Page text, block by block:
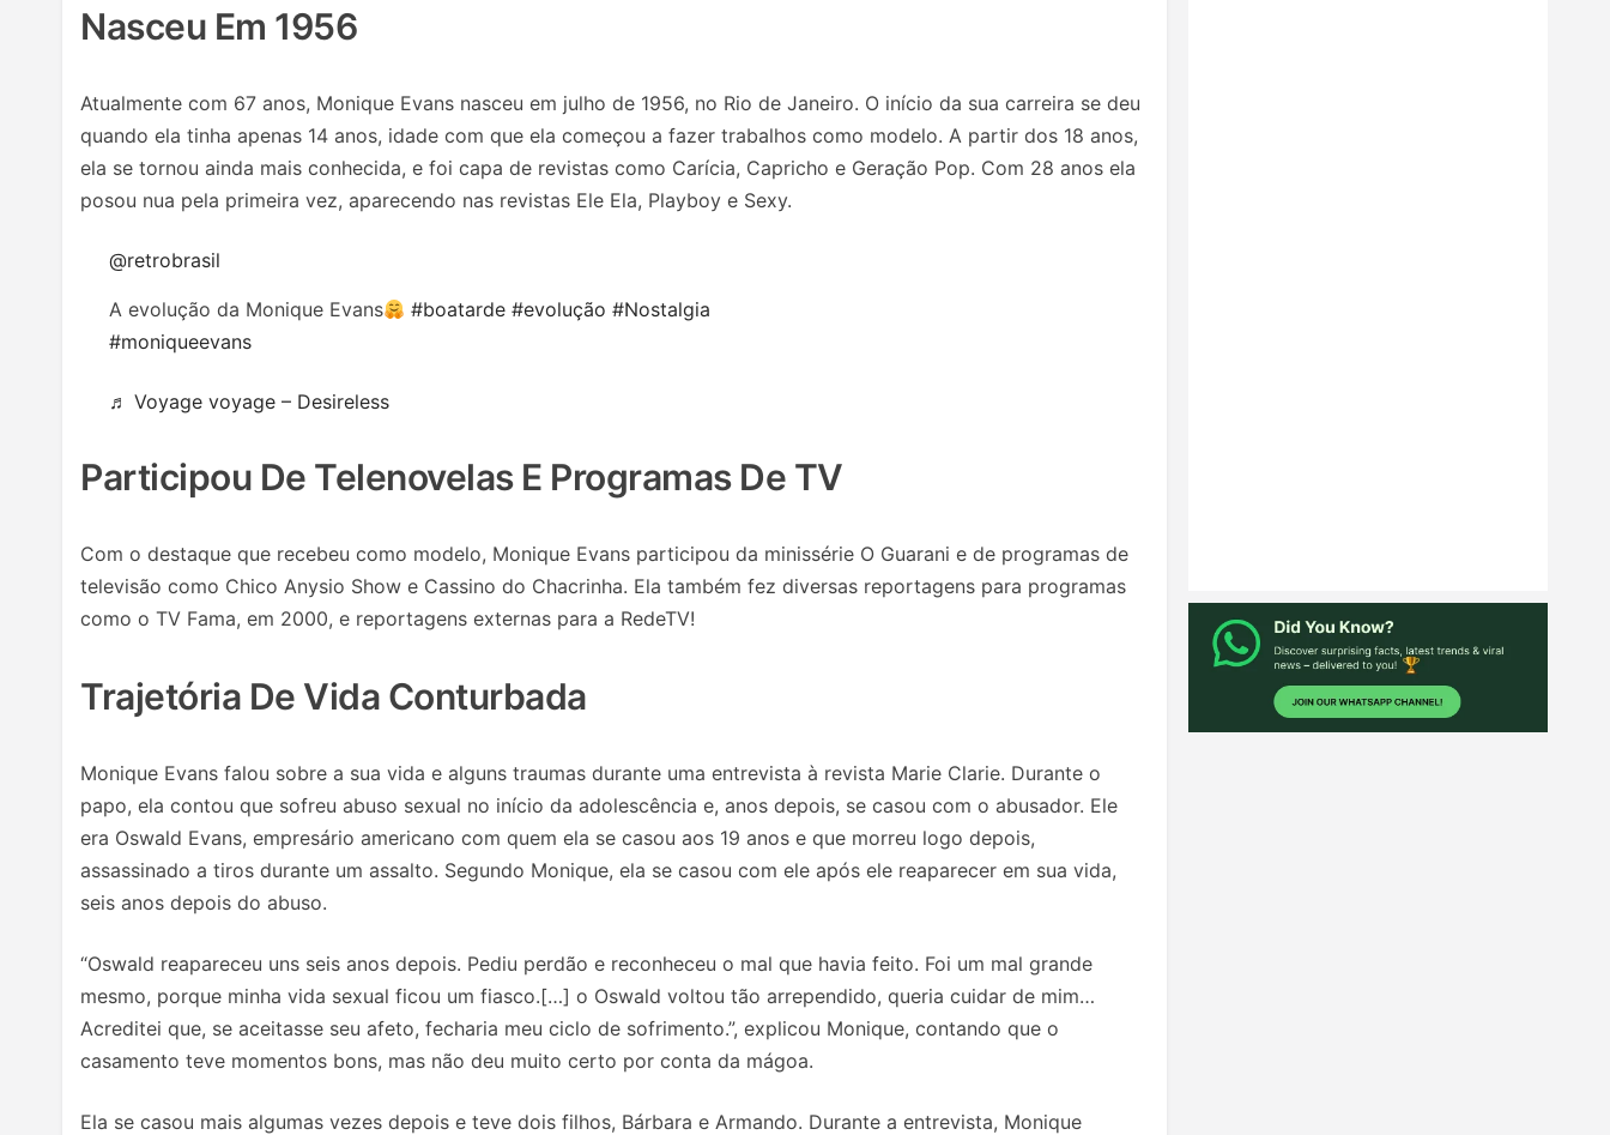
Nasceu Em 1956
Atualmente com 67 anos, Monique Evans nasceu em julho de 1956, no Rio de Janeiro. O início da sua carreira se deu
quando ela tinha apenas 14 anos, idade com que ela começou a fazer trabalhos como modelo. A partir dos 18 anos,
ela se tornou ainda mais conhecida, e foi capa de revistas como Carícia, Capricho e Geração Pop. Com 28 anos ela
posou nua pela primeira vez, aparecendo nas revistas Ele Ela, Playboy e Sexy.
@retrobrasil
A evolução da Monique Evans #boatarde #evolução #Nostalgia
#moniqueevans
♬ Voyage voyage – Desireless
Participou De Telenovelas E Programas De TV
Com o destaque que recebeu como modelo, Monique Evans participou da minissérie O Guarani e de programas de
televisão como Chico Anysio Show e Cassino do Chacrinha. Ela também fez diversas reportagens para programas
como o TV Fama, em 2000, e reportagens externas para a RedeTV!
Trajetória De Vida Conturbada
Monique Evans falou sobre a sua vida e alguns traumas durante uma entrevista à revista Marie Clarie. Durante o
papo, ela contou que sofreu abuso sexual no início da adolescência e, anos depois, se casou com o abusador. Ele
era Oswald Evans, empresário americano com quem ela se casou aos 19 anos e que morreu logo depois,
assassinado a tiros durante um assalto. Segundo Monique, ela se casou com ele após ele reaparecer em sua vida,
seis anos depois do abuso.
“Oswald reapareceu uns seis anos depois. Pediu perdão e reconheceu o mal que havia feito. Foi um mal grande
mesmo, porque minha vida sexual ficou um fiasco.[…] o Oswald voltou tão arrependido, queria cuidar de mim…
Acreditei que, se aceitasse seu afeto, fecharia meu ciclo de sofrimento.”, explicou Monique, contando que o
casamento teve momentos bons, mas não deu muito certo por conta da mágoa.
Ela se casou mais algumas vezes depois e teve dois filhos, Bárbara e Armando. Durante a entrevista, Monique